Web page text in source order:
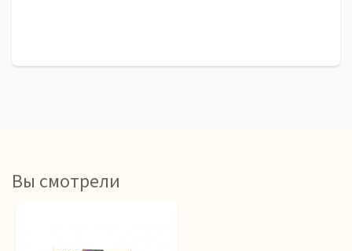
Вы смотрели